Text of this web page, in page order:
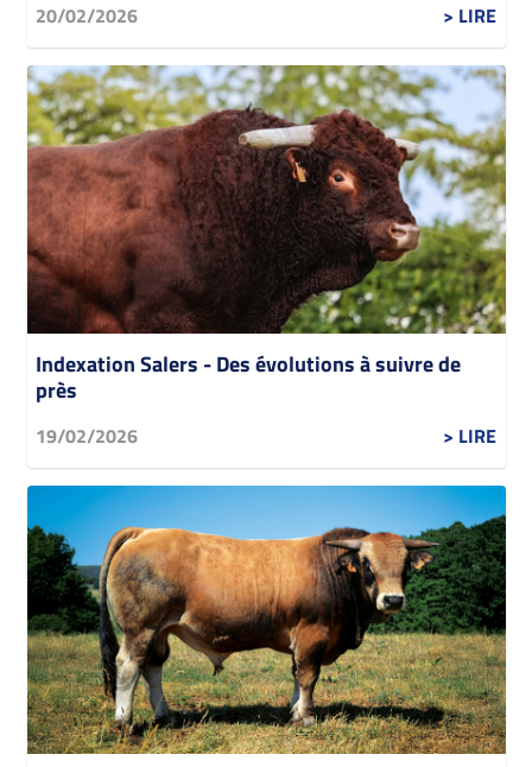
20/02/2026 > LIRE
Indexation Salers - Des évolutions à suivre de
près
19/02/2026 > LIRE